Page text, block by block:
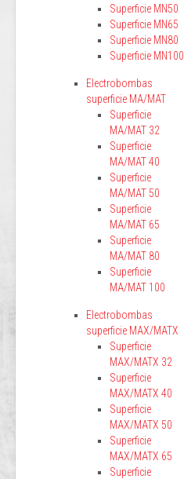
Superficie MN50
Superficie MN65
Superficie MN80
Superficie MN100
Electrobombas
superficie MA/MAT
Superficie
MA/MAT 32
Superficie
MA/MAT 40
Superficie
MA/MAT 50
Superficie
MA/MAT 65
Superficie
MA/MAT 80
Superficie
MA/MAT 100
Electrobombas
superficie MAX/MATX
Superficie
MAX/MATX 32
Superficie
MAX/MATX 40
Superficie
MAX/MATX 50
Superficie
MAX/MATX 65
Superficie